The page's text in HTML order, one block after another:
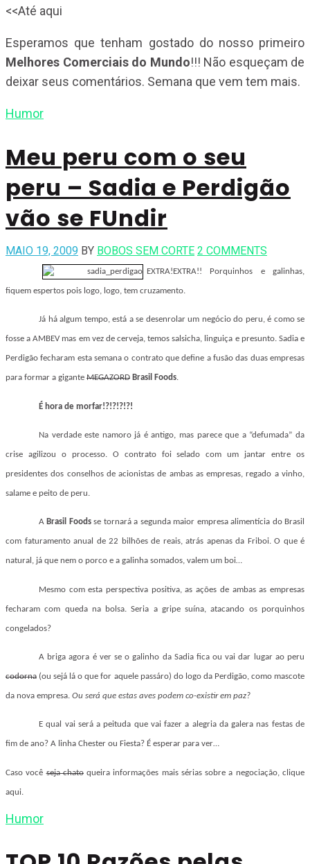
<<Até aqui
Esperamos que tenham gostado do nosso primeiro
Melhores Comerciais do Mundo!!! Não esqueçam de
deixar seus comentários. Semana que vem tem mais.
Humor
Meu peru com o seu
peru – Sadia e Perdigão
vão se FUndir
MAIO 19, 2009 BY BOBOS SEM CORTE 2 COMMENTS
EXTRA!EXTRA!! Porquinhos e galinhas,
fiquem espertos pois logo, logo, tem cruzamento.
Já há algum tempo, está a se desenrolar um negócio do peru, é como se
fosse a AMBEV mas em vez de cerveja, temos salsicha, linguiça e presunto. Sadia e
Perdigão fecharam esta semana o contrato que define a fusão das duas empresas
para formar a gigante MEGAZORD Brasil Foods.
É hora de morfar!?!?!?!?!
Na verdade este namoro já é antigo, mas parece que a “defumada” da
crise agilizou o processo. O contrato foi selado com um jantar entre os
presidentes dos conselhos de acionistas de ambas as empresas, regado a vinho,
salame e peito de peru.
A Brasil Foodsse tornará a segunda maior empresa alimentícia do Brasil
com faturamento anual de 22 bilhões de reais, atrás apenas da Friboi. O que é
natural, já que nem o porco e a galinha somados, valem um boi…
Mesmo com esta perspectiva positiva, as ações de ambas as empresas
fecharam com queda na bolsa. Seria a gripe suína, atacando os porquinhos
congelados?
A briga agora é ver se o galinho da Sadia fica ou vai dar lugar ao peru
codorna (ou sejá lá o que for aquele passáro) do logo da Perdigão, como mascote
da nova empresa. Ou será que estas aves podem co-existir em paz?
E qual vai será a peituda que vai fazer a alegria da galera nas festas de
fim de ano? A linha Chester ou Fiesta? É esperar para ver…
Caso vocêseja chatoqueira informações mais sérias sobre a negociação, clique
aqui.
Humor